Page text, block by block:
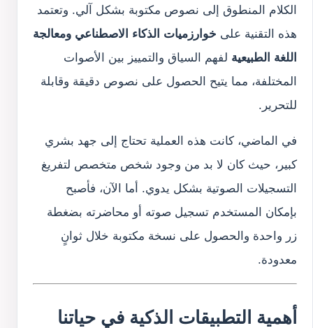
الكلام المنطوق إلى نصوص مكتوبة بشكل آلي. وتعتمد
هذه التقنية على خوارزميات الذكاء الاصطناعي ومعالجة
اللغة الطبيعية لفهم السياق والتمييز بين الأصوات
المختلفة، مما يتيح الحصول على نصوص دقيقة وقابلة
للتحرير.
في الماضي، كانت هذه العملية تحتاج إلى جهد بشري
كبير، حيث كان لا بد من وجود شخص متخصص لتفريغ
التسجيلات الصوتية بشكل يدوي. أما الآن، فأصبح
بإمكان المستخدم تسجيل صوته أو محاضرته بضغطة
زر واحدة والحصول على نسخة مكتوبة خلال ثوانٍ
معدودة.
أهمية التطبيقات الذكية في حياتنا